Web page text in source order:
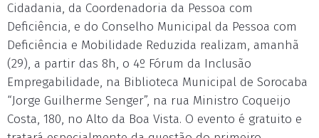
Cidadania, da Coordenadoria da Pessoa com
Deficiência, e do Conselho Municipal da Pessoa com
Deficiência e Mobilidade Reduzida realizam, amanhã
(29), a partir das 8h, o 4º Fórum da Inclusão
Empregabilidade, na Biblioteca Municipal de Sorocaba
“Jorge Guilherme Senger”, na rua Ministro Coqueijo
Costa, 180, no Alto da Boa Vista. O evento é gratuito e